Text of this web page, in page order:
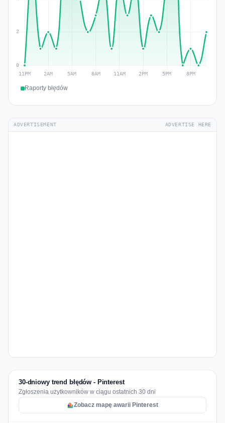
Raporty błędów
ADVERTISEMENT ADVERTISE HERE
30-dniowy trend błędów - Pinterest
Zgłoszenia użytkowników w ciągu ostatnich 30 dni
Zobacz mapę awarii Pinterest